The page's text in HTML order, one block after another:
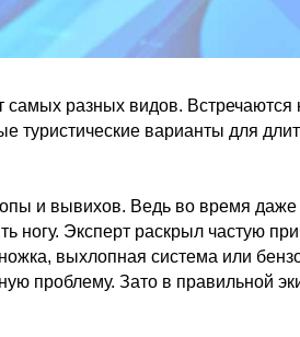
разных видов. Встречаются
туристические варианты для
и вывихов. Ведь во время
ногу. Эксперт раскрыл частую
выхлопная система или
проблему. Зато в правильной